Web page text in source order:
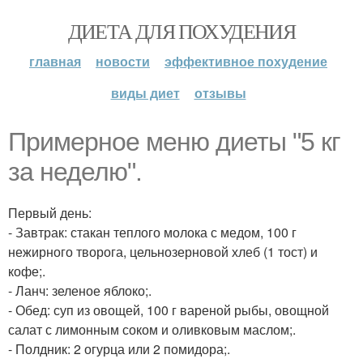
ДИЕТА ДЛЯ ПОХУДЕНИЯ
главная новости
эффективное похудение
виды диет
отзывы
Примерное меню диеты "5 кг
за неделю".
Первый день:
- Завтрак: стакан теплого молока с медом, 100 г
нежирного творога, цельнозерновой хлеб (1 тост) и
кофе;.
- Ланч: зеленое яблоко;.
- Обед: суп из овощей, 100 г вареной рыбы, овощной
салат с лимонным соком и оливковым маслом;.
- Полдник: 2 огурца или 2 помидора;.